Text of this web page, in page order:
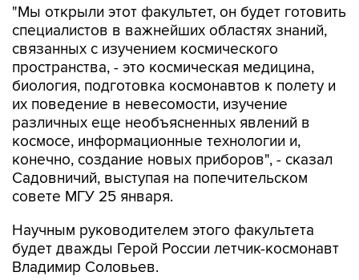
"Мы открыли этот факультет, он будет готовить
специалистов в важнейших областях знаний,
связанных с изучением космического
пространства, - это космическая медицина,
биология, подготовка космонавтов к полету и
их поведение в невесомости, изучение
различных еще необъясненных явлений в
космосе, информационные технологии и,
конечно, создание новых приборов", - сказал
Садовничий, выступая на попечительском
совете МГУ 25 января.
Научным руководителем этого факультета
будет дважды Герой России летчик-космонавт
Владимир Соловьев.